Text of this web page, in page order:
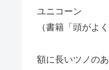
ユニコーン
（書籍「頭がよ
額に長いツノの